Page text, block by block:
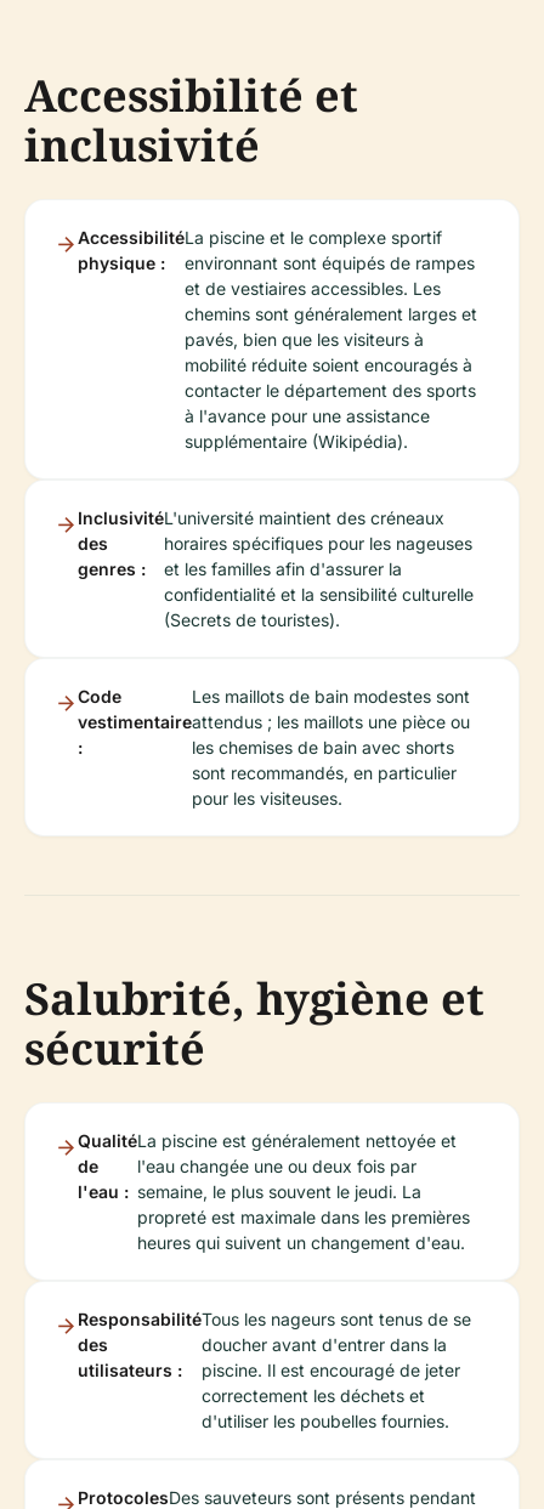
Accessibilité et
inclusivité
Accessibilité
physique :
La piscine et le complexe sportif
environnant sont équipés de rampes
et de vestiaires accessibles. Les
chemins sont généralement larges et
pavés, bien que les visiteurs à
mobilité réduite soient encouragés à
contacter le département des sports
à l'avance pour une assistance
supplémentaire (Wikipédia).
Inclusivité
des
genres :
L'université maintient des créneaux
horaires spécifiques pour les nageuses
et les familles afin d'assurer la
confidentialité et la sensibilité culturelle
(Secrets de touristes).
Code
vestimentaire
:
Les maillots de bain modestes sont
attendus ; les maillots une pièce ou
les chemises de bain avec shorts
sont recommandés, en particulier
pour les visiteuses.
Salubrité, hygiène et
sécurité
Qualité
de
l'eau :
La piscine est généralement nettoyée et
l'eau changée une ou deux fois par
semaine, le plus souvent le jeudi. La
propreté est maximale dans les premières
heures qui suivent un changement d'eau.
Responsabilité
des
utilisateurs :
Tous les nageurs sont tenus de se
doucher avant d'entrer dans la
piscine. Il est encouragé de jeter
correctement les déchets et
d'utiliser les poubelles fournies.
ProtocolesDes sauveteurs sont présents pendant